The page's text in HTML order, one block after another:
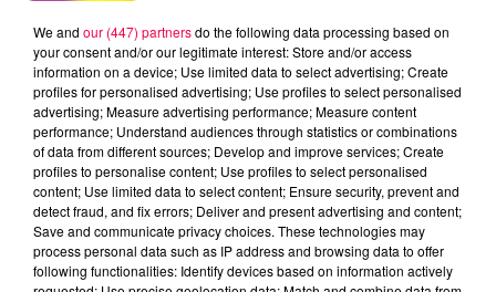
We and our (447) partnersdo the following data processing based on
your consent and/or our legitimate interest: Store and/or access
information on a device; Use limited data to select advertising; Create
profiles for personalised advertising; Use profiles to select personalised
advertising; Measure advertising performance; Measure content
performance; Understand audiences through statistics or combinations
of data from different sources; Develop and improve services; Create
profiles to personalise content; Use profiles to select personalised
content; Use limited data to select content; Ensure security, prevent and
detect fraud, and fix errors; Deliver and present advertising and content;
Save and communicate privacy choices. These technologies may
process personal data such as IP address and browsing data to offer
following functionalities: Identify devices based on information actively